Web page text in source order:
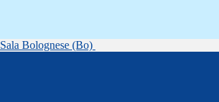
Sala Bolognese (Bo)